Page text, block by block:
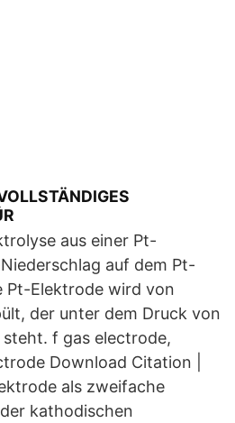
aus einer Pt-
auf dem Pt-
Pt-Elektrode wird von
der unter dem Druck von
f gas electrode,
Download Citation |
als zweifache
kathodischen